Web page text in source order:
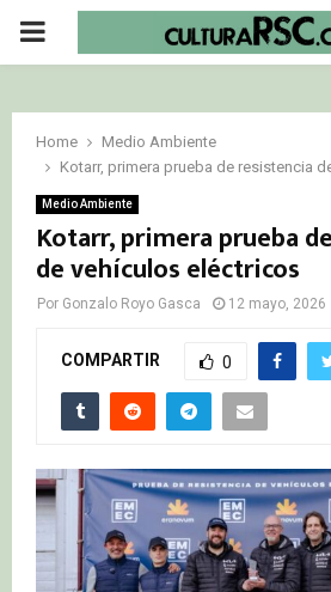
PRIMARY
Home
Medio Ambiente
Kotarr, primera prueba de resistencia
Medio Ambiente
Kotarr, primera prueba
de vehículos eléctricos
Por Gonzalo Royo Gasca 12 mayo, 2026
COMPARTIR 0